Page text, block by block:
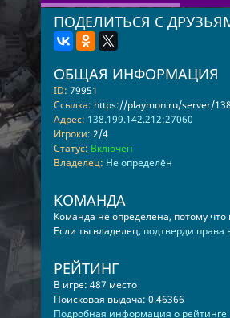
ПОДЕЛИТЬСЯ С
ОБЩАЯ ИНФОРМАЦИЯ
ID: 79951
Ссылка: https://playmon.ru/server/
Адрес: 138.199.142.212:27060
Игроки: 2/4
Статус: Включен
Владелец: Не определён
КОМАНДА
Команда не определена, потому
Если ты владелец, подтверди права
РЕЙТИНГ
В игре: 487 место
Поисковая выдача: 0.46366
Подробная информация о рейтинге